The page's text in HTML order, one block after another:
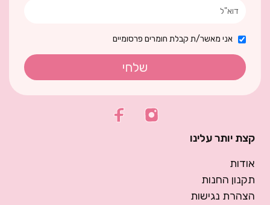
אני מאשר/ת קבלת חומרים פרסומיים
שלחי
קצת יותר עלינו
אודות
תקנון החנות
הצהרת נגישות